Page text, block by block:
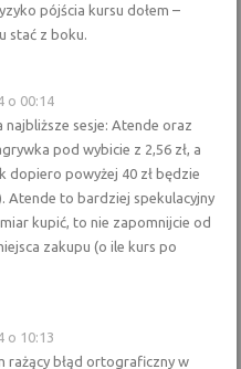
pójścia kursu dołem –
stać z boku.
o 00:14
najbliższe sesje: Atende oraz
pod wybicie z 2,56 zł, a
dopiero powyżej 40 zł będzie
Atende to bardziej spekulacyjny
kupić, to nie zapomnijcie od
zakupu (o ile kurs po
o 10:13
rażący błąd ortograficzny w